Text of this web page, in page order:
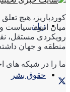
زنان
حقوق بشر
کوردپاریز، هیچ
میان انبوه سیاست
رویکردی مستقل،
منطقه و جهان
ما را در شبکه های